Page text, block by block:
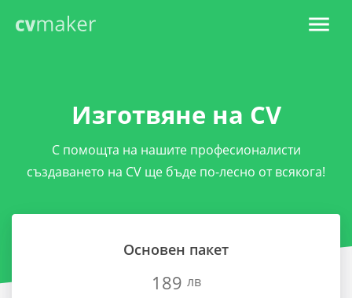
Изготвяне на CV
С помощта на нашите професионалисти
създаването на CV ще бъде по-лесно от всякога!
Основен пакет
189 лв